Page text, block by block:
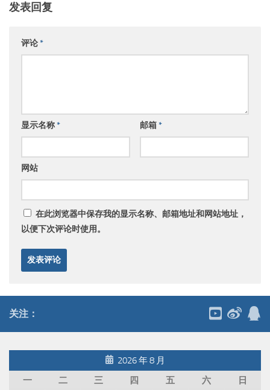
发表回复
评论*
显示名称* 邮箱*
网站
在此浏览器中保存我的显示名称、邮箱地址和网站地址，
以便下次评论时使用。
关注：
2026 年 8 月
一
二 三 四 五 六
日